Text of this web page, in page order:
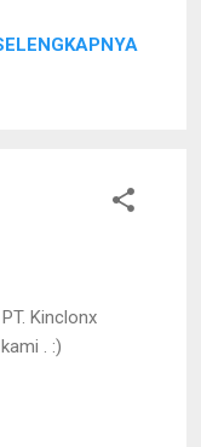
Kinclonx
. :)